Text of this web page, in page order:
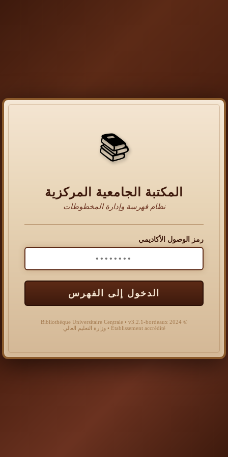
📚
المكتبة الجامعية المركزية
نظام فهرسة وإدارة المخطوطات
رمز الوصول الأكاديمي
الدخول إلى الفهرس
© 2024 Bibliothèque Universitaire Centrale • v3.2.1-bordeaux
Établissement accrédité • وزارة التعليم العالي